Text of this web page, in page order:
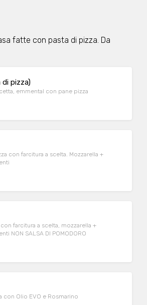
fatte con pasta di pizza. Da
pizza)
emmental con pane pizza
con farcitura a scelta. Mozzarella +
farcitura a scelta, mozzarella +
NON SALSA DI POMODORO
con Olio EVO e Rosmarino